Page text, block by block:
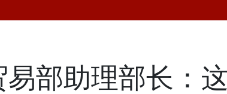
部助理部长：